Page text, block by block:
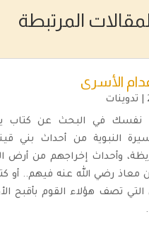
المرتبطة
الأسرى
تدوينات
نفسك في البحث عن كتاب
النبوية من أحداث بني
وأحداث إخراجهم من أرض
رضي الله عنه فيهم.. أو
التي تصف هؤلاء القوم بأقبح